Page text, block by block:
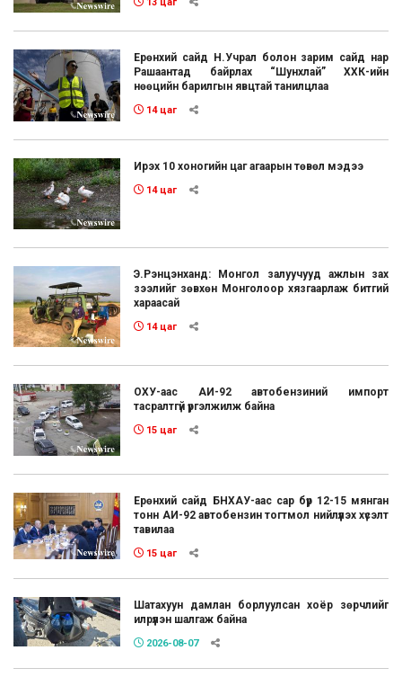
Ерөнхий сайд Н.Учрал болон зарим сайд нар
Рашаантад байрлах “Шунхлай” ХХК-ийн
нөөцийн барилгын явцтай танилцлаа
14 цаг
Ирэх 10 хоногийн цаг агаарын төвөл мэдээ
14 цаг
Э.Рэнцэнханд: Монгол залуучууд ажлын зах
зээлийг зөвхөн Монголоор хязгаарлаж битгий
хараасай
14 цаг
ОХУ-аас АИ-92 автобензиний импорт
тасралтгүй үргэлжилж байна
15 цаг
Ерөнхий сайд БНХАУ-аас сар бүр 12-15 мянган
тонн АИ-92 автобензин тогтмол нийлүүлэх хүсэлт
тавилаа
15 цаг
Шатахуун дамлан борлуулсан хоёр зөрчлийг
илрүүлэн шалгаж байна
2026-08-07